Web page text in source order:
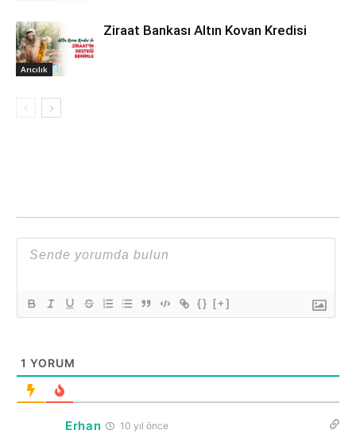
Arıcılık
Ziraat Bankası Altın Kovan Kredisi
{} [+]
1 YORUM
Erhan 10 yıl önce